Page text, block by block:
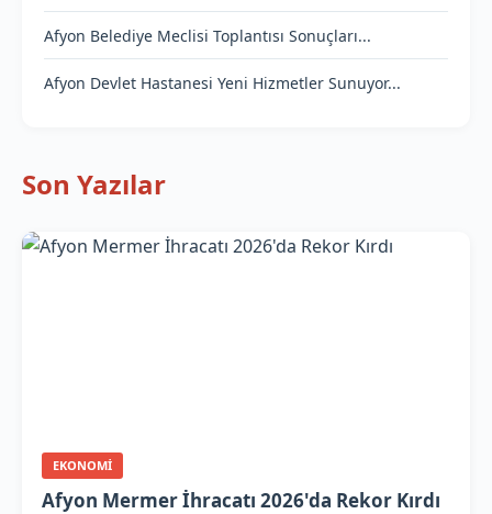
Afyon Belediye Meclisi Toplantısı Sonuçları...
Afyon Devlet Hastanesi Yeni Hizmetler Sunuyor...
Son Yazılar
EKONOMI
Afyon Mermer İhracatı 2026'da Rekor Kırdı